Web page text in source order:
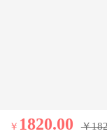
￥ 1820.00 ￥